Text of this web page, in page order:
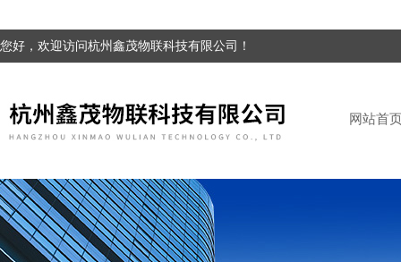
您好，欢迎访问杭州鑫茂物联科技有限公司！
网站首